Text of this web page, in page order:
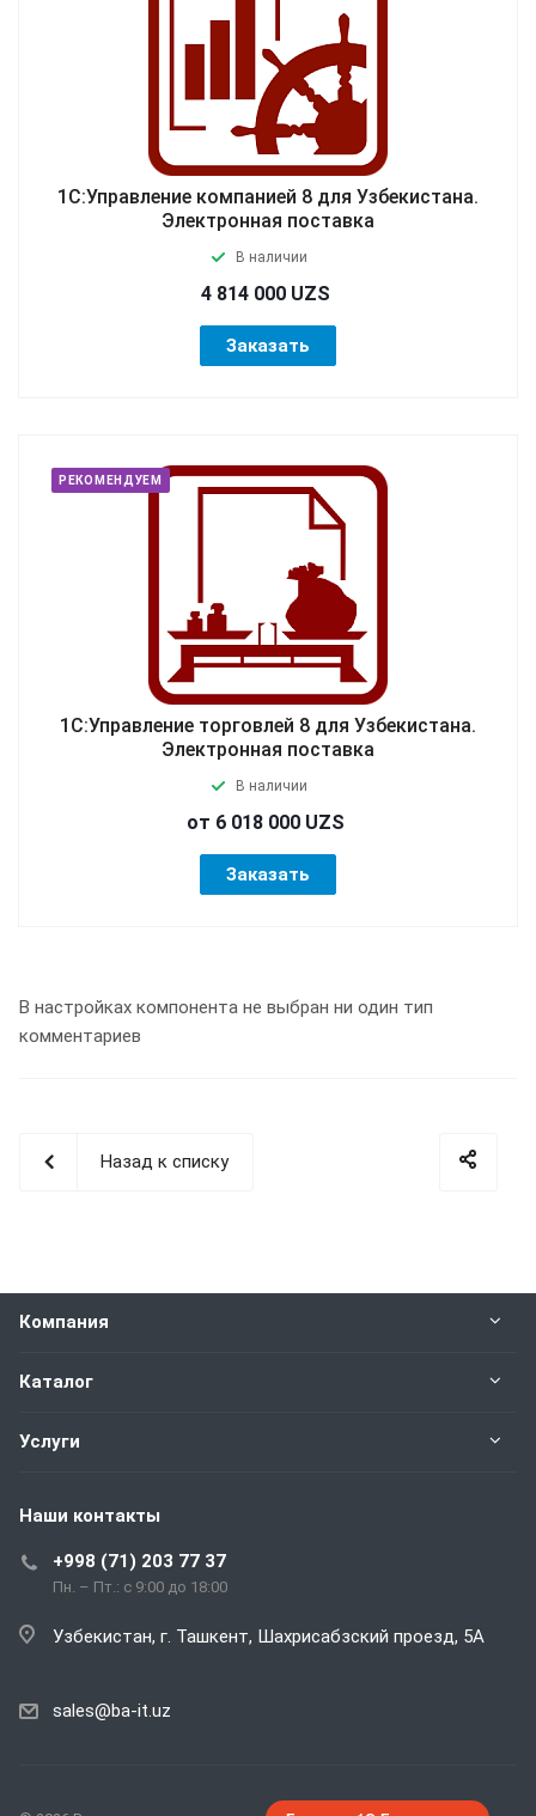
1С:Управление компанией 8 для Узбекистана.
Электронная поставка
В наличии
4 814 000 UZS
Заказать
РЕКОМЕНДУЕМ
1С:Управление торговлей 8 для Узбекистана.
Электронная поставка
В наличии
от 6 018 000 UZS
Заказать
В настройках компонента не выбран ни один тип
комментариев
Назад к списку
Компания
Каталог
Услуги
Наши контакты
+998 (71) 203 77 37
Пн. – Пт.: с 9:00 до 18:00
Узбекистан, г. Ташкент, Шахрисабзский проезд, 5А
sales@ba-it.uz